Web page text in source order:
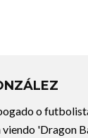
o
viendo 'Dragon